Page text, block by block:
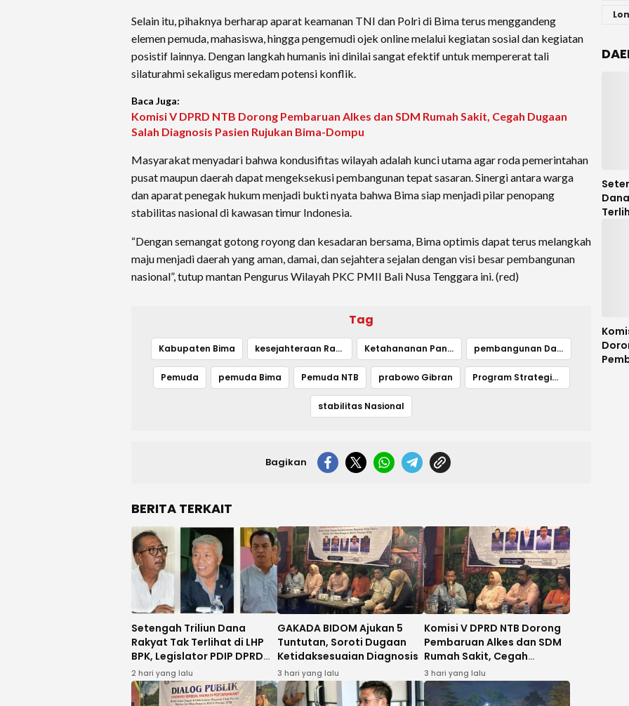
Selain itu, pihaknya berharap aparat keamanan TNI dan Polri di Bima terus menggandeng
elemen pemuda, mahasiswa, hingga pengemudi ojek online melalui kegiatan sosial dan kegiatan
posistif lainnya. Dengan langkah humanis ini dinilai sangat efektif untuk mempererat tali
silaturahmi sekaligus meredam potensi konflik.
Baca Juga:
Komisi V DPRD NTB Dorong Pembaruan Alkes dan SDM Rumah Sakit, Cegah Dugaan
Salah Diagnosis Pasien Rujukan Bima-Dompu
Masyarakat menyadari bahwa kondusifitas wilayah adalah kunci utama agar roda pemerintahan
pusat maupun daerah dapat mengeksekusi pembangunan tepat sasaran. Sinergi antara warga
dan aparat penegak hukum menjadi bukti nyata bahwa Bima siap menjadi pilar penopang
stabilitas nasional di kawasan timur Indonesia.
“Dengan semangat gotong royong dan kesadaran bersama, Bima optimis dapat terus melangkah
maju menjadi daerah yang aman, damai, dan sejahtera sejalan dengan visi besar pembangunan
nasional”, tutup mantan Pengurus Wilayah PKC PMII Bali Nusa Tenggara ini. (red)
Tag
Kabupaten Bima kesejahteraan Rakyat Ketahananan Pangan pembangunan Daerah
Pemuda pemuda Bima Pemuda NTB prabowo Gibran Program Strategis Pemerintah
stabilitas Nasional
Bagikan
BERITA TERKAIT
Setengah Triliun Dana
Rakyat Tak Terlihat di LHP
BPK, Legislator PDIP DPRD
NTB Tuntut Audit
Investigatif
2 hari yang lalu
GAKADA BIDOM Ajukan 5
Tuntutan, Soroti Dugaan
Ketidaksesuaian Diagnosis
3 hari yang lalu
Komisi V DPRD NTB Dorong
Pembaruan Alkes dan SDM
Rumah Sakit, Cegah
Dugaan Salah Diagnosis
Pasien Rujukan Bima-
Dompu
3 hari yang lalu